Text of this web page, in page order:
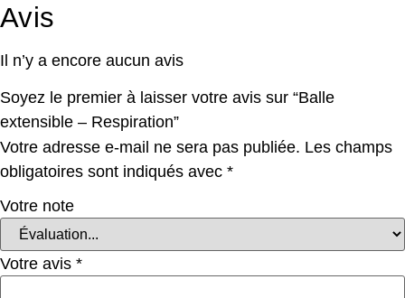
Avis
Il n’y a encore aucun avis
Soyez le premier à laisser votre avis sur “Balle
extensible – Respiration”
Votre adresse e-mail ne sera pas publiée. Les champs
obligatoires sont indiqués avec *
Votre note
Votre avis *